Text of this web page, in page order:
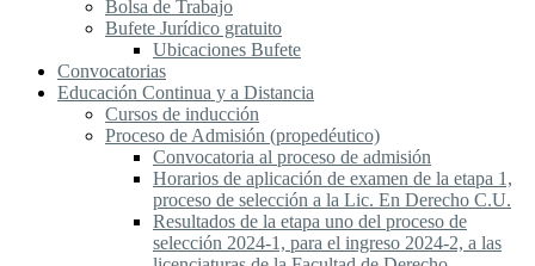
Bolsa de Trabajo
Bufete Jurídico gratuito
Ubicaciones Bufete
Convocatorias
Educación Continua y a Distancia
Cursos de inducción
Proceso de Admisión (propedéutico)
Convocatoria al proceso de admisión
Horarios de aplicación de examen de la etapa 1,
proceso de selección a la Lic. En Derecho C.U.
Resultados de la etapa uno del proceso de
selección 2024-1, para el ingreso 2024-2, a las